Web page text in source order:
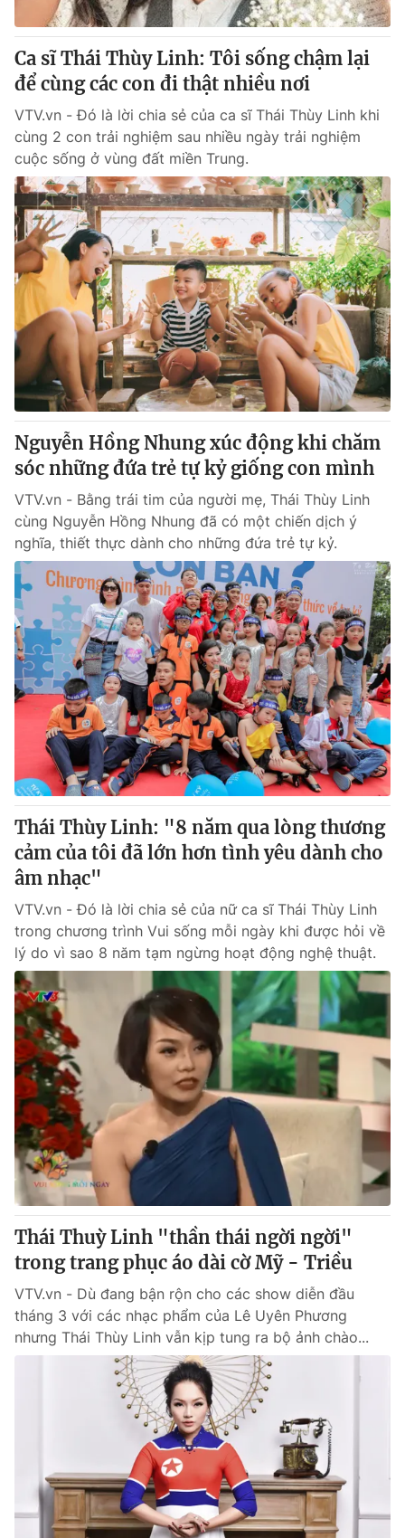
® Cấm sao chép dưới mọi hình thức nếu không có sự chấp
thuận bằng văn bản. Ghi rõ nguồn VTV.vn khi phát hành lại
thông tin từ website này.
Ca sĩ Thái Thùy Linh: Tôi sống chậm lại
để cùng các con đi thật nhiều nơi
VTV.vn - Đó là lời chia sẻ của ca sĩ Thái Thùy Linh khi
cùng 2 con trải nghiệm sau nhiều ngày trải nghiệm
cuộc sống ở vùng đất miền Trung.
Nguyễn Hồng Nhung xúc động khi chăm
sóc những đứa trẻ tự kỷ giống con mình
VTV.vn - Bằng trái tim của người mẹ, Thái Thùy Linh
cùng Nguyễn Hồng Nhung đã có một chiến dịch ý
nghĩa, thiết thực dành cho những đứa trẻ tự kỷ.
Thái Thùy Linh: "8 năm qua lòng thương
cảm của tôi đã lớn hơn tình yêu dành cho
âm nhạc"
VTV.vn - Đó là lời chia sẻ của nữ ca sĩ Thái Thùy Linh
trong chương trình Vui sống mỗi ngày khi được hỏi về
lý do vì sao 8 năm tạm ngừng hoạt động nghệ thuật.
Thái Thuỳ Linh "thần thái ngời ngời"
trong trang phục áo dài cờ Mỹ - Triều
VTV.vn - Dù đang bận rộn cho các show diễn đầu
tháng 3 với các nhạc phẩm của Lê Uyên Phương
nhưng Thái Thùy Linh vẫn kịp tung ra bộ ảnh chào...